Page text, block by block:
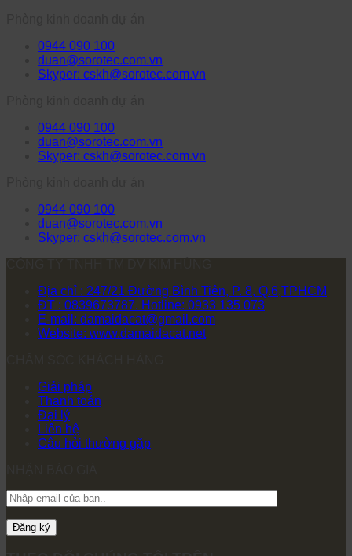
0944 090 100
duan@sorotec.com.vn
Skyper: cskh@sorotec.com.vn
0944 090 100
duan@sorotec.com.vn
Skyper: cskh@sorotec.com.vn
0944 090 100
duan@sorotec.com.vn
Skyper: cskh@sorotec.com.vn
Địa chỉ : 247/21 Đường Bình Tiên, P. 8, Q.6,TPHCM
ĐT : 0839673787. Hotline: 0933 135 073
E-mail: damaidacat@gmail.com
Website: www.damaidacat.net
Giải pháp
Thanh toán
Đại lý
Liên hệ
Câu hỏi thường gặp